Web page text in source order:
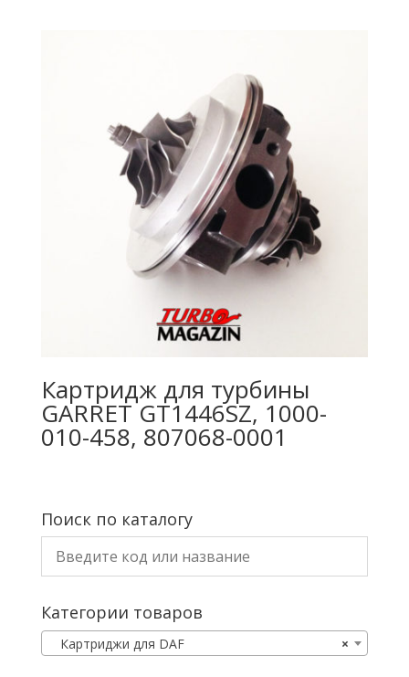
Картридж для турбины
GARRET GT1446SZ, 1000-
010-458, 807068-0001
Поиск по каталогу
Категории товаров
×
Картриджи для DAF